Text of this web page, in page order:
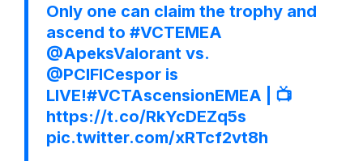
Only one can claim the trophy and
ascend to #VCTEMEA
@ApeksValorant vs.
@PCIFICespor is
LIVE!#VCTAscensionEMEA | 📺
https://t.co/RkYcDEZq5s
pic.twitter.com/xRTcf2vt8h